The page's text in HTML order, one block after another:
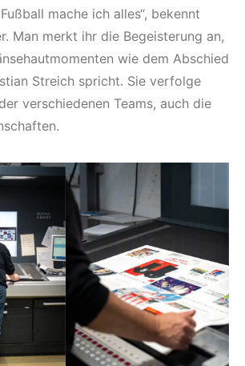
mache ich alles“, bekennt
Man merkt ihr die Begeisterung an,
wie dem Abschied
Streich spricht. Sie verfolge
verschiedenen Teams, auch die